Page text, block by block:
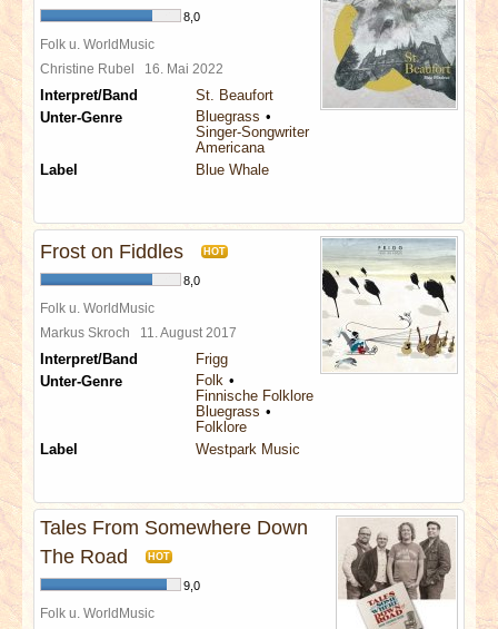
8,0
Folk u. WorldMusic
Christine Rubel 16. Mai 2022
Interpret/Band
St. Beaufort
Unter-Genre
Bluegrass
Singer-Songwriter
Americana
Label
Blue Whale
Frost on Fiddles HOT
8,0
Folk u. WorldMusic
Markus Skroch 11. August 2017
Interpret/Band
Frigg
Unter-Genre
Folk
Finnische Folklore
Bluegrass
Folklore
Label
Westpark Music
Tales From Somewhere Down
The Road
HOT
9,0
Folk u. WorldMusic